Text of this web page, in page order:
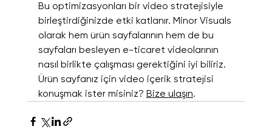
Bu optimizasyonları bir video stratejisiyle
birleştirdiğinizde etki katlanır. Minor Visuals
olarak hem ürün sayfalarının hem de bu
sayfaları besleyen e-ticaret videolarının
nasıl birlikte çalışması gerektiğini iyi biliriz.
Ürün sayfanız için video içerik stratejisi
konuşmak ister misiniz? Bize ulaşın.